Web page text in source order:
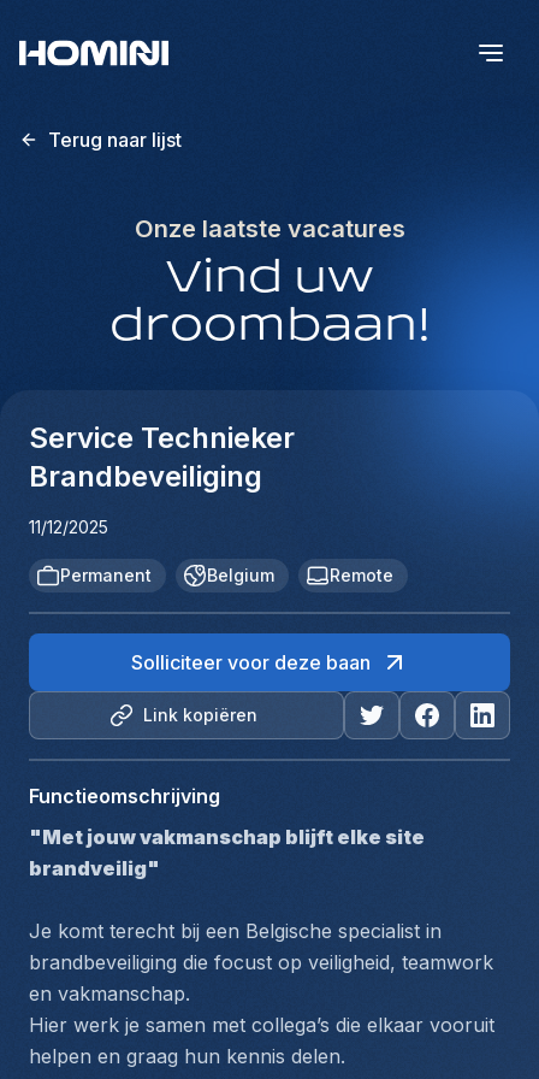
Terug naar lijst
Onze laatste vacatures
Vind uw
droombaan!
Service Technieker
Brandbeveiliging
11/12/2025
Permanent Belgium Remote
Link kopiëren
Solliciteer voor deze baan
Functieomschrijving
"Met jouw vakmanschap blijft elke site
brandveilig"
Je komt terecht bij een Belgische specialist in
brandbeveiliging die focust op veiligheid, teamwork
en vakmanschap.
Hier werk je samen met collega’s die elkaar vooruit
helpen en graag hun kennis delen.